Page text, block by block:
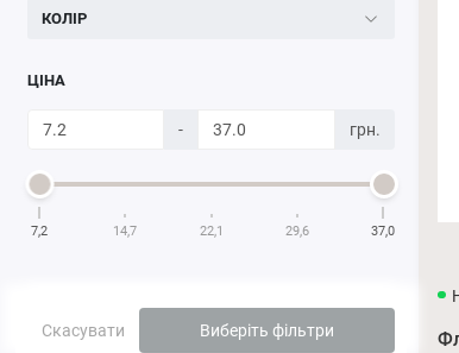
КОЛІР
ЦІНА
- грн.
7,2 14,7 22,1 29,6 37,0
Скасувати Виберіть фільтри